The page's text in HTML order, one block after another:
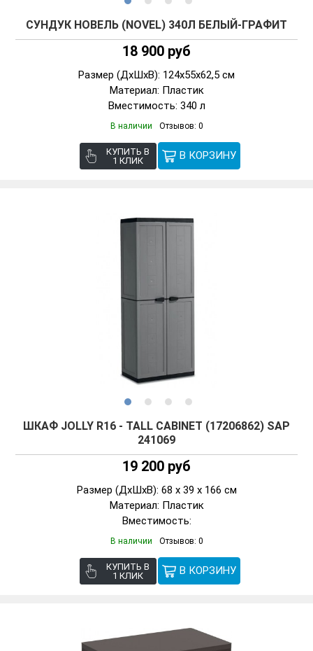
СУНДУК НОВЕЛЬ (NOVEL) 340Л БЕЛЫЙ-ГРАФИТ
18 900 руб
Размер (ДxШxВ): 124x55x62,5 см
Материал: Пластик
Вместимость: 340 л
В наличии Отзывов: 0
КУПИТЬ В
1 КЛИК
ШКАФ JOLLY R16 - TALL CABINET (17206862) SAP
241069
19 200 руб
Размер (ДxШxВ): 68 x 39 x 166 см
Материал: Пластик
Вместимость:
В наличии Отзывов: 0
КУПИТЬ В
1 КЛИК